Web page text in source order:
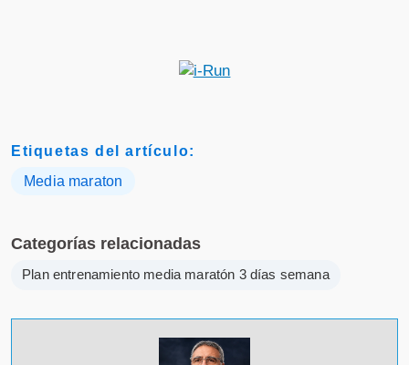
Etiquetas del artículo:
Media maraton
Categorías relacionadas
Plan entrenamiento media maratón 3 días semana